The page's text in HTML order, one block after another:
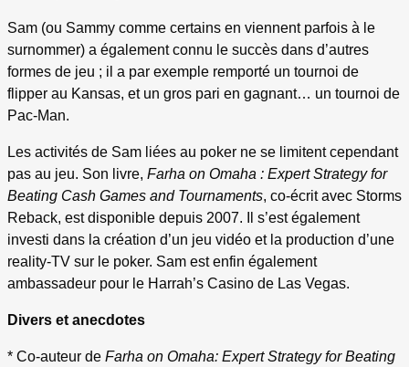
Sam (ou Sammy comme certains en viennent parfois à le
surnommer) a également connu le succès dans d’autres
formes de jeu ; il a par exemple remporté un tournoi de
flipper au Kansas, et un gros pari en gagnant… un tournoi de
Pac-Man.
Les activités de Sam liées au poker ne se limitent cependant
pas au jeu. Son livre, Farha on Omaha : Expert Strategy for
Beating Cash Games and Tournaments, co-écrit avec Storms
Reback, est disponible depuis 2007. Il s’est également
investi dans la création d’un jeu vidéo et la production d’une
reality-TV sur le poker. Sam est enfin également
ambassadeur pour le Harrah’s Casino de Las Vegas.
Divers et anecdotes
* Co-auteur de Farha on Omaha: Expert Strategy for Beating